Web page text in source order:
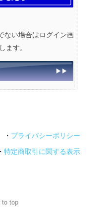
ない場合はログイン画
ます。
・ プライバシーポリシー
・ 特定商取引に関する表示
to top